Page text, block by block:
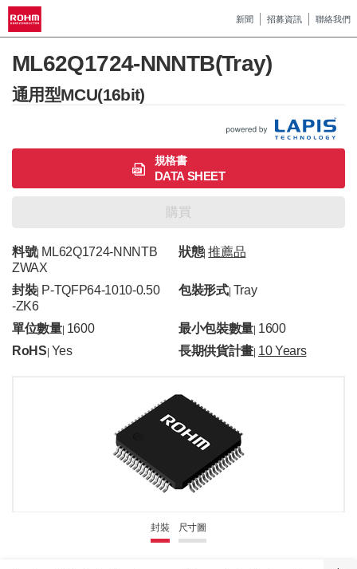
新聞 招募資訊 聯絡我們
ML62Q1724-NNNTB(Tray)
通用型MCU(16bit)
規格書
DATA SHEET
購買
料號| ML62Q1724-NNNTB
ZWAX
狀態|推薦品
封裝| P-TQFP64-1010-0.50
-ZK6
包裝形式| Tray
單位數量| 1600 最小包裝數量 1600
RoHS Yes 長期供貨計畫 10 Years
封裝 尺寸圖